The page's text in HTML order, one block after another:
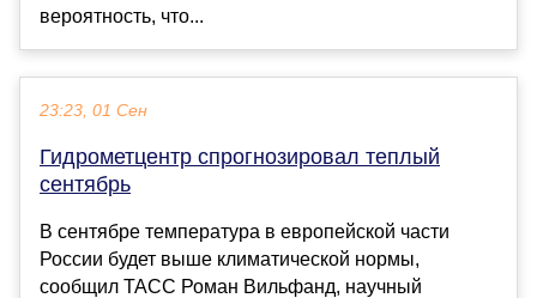
вероятность, что...
23:23, 01 Сен
Гидрометцентр спрогнозировал теплый
сентябрь
В сентябре температура в европейской части
России будет выше климатической нормы,
сообщил ТАСС Роман Вильфанд, научный